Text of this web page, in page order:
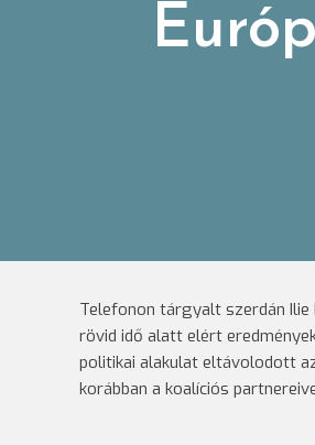
Telefonon tárgyalt szerdán Ilie
rövid idő alatt elért
politikai alakulat eltávolodott
korábban a koalíciós